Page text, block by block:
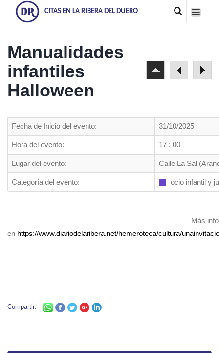
CITAS EN LA RIBERA DEL DUERO
Manualidades
infantiles
Halloween
Fecha de Inicio del evento: 31/10/2025
Hora del evento: 17 : 00
Lugar del evento: Calle La Sal
Categoría del evento: ocio infantil y
Más
en https://www.diariodelaribera.net/hemeroteca/cultura/
Compartir: